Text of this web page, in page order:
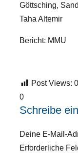
Göttsching,
Taha Altemir
Bericht: MMU
Post Views: 0
0
Schreibe
Deine E-Mail-
Erforderliche